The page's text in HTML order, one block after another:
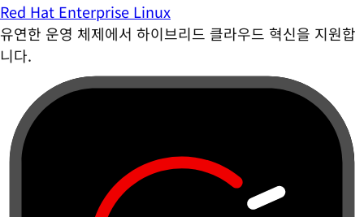
Red Hat Enterprise Linux
유연한 운영 체제에서 하이브리드 클라우드 혁신을 지원합
니다.